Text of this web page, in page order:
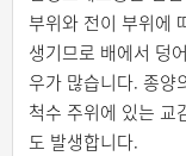
부위와 전이 부위에
생기므로 배에서 덩
우가 많습니다. 종양
척수 주위에 있는 교
도 발생합니다.